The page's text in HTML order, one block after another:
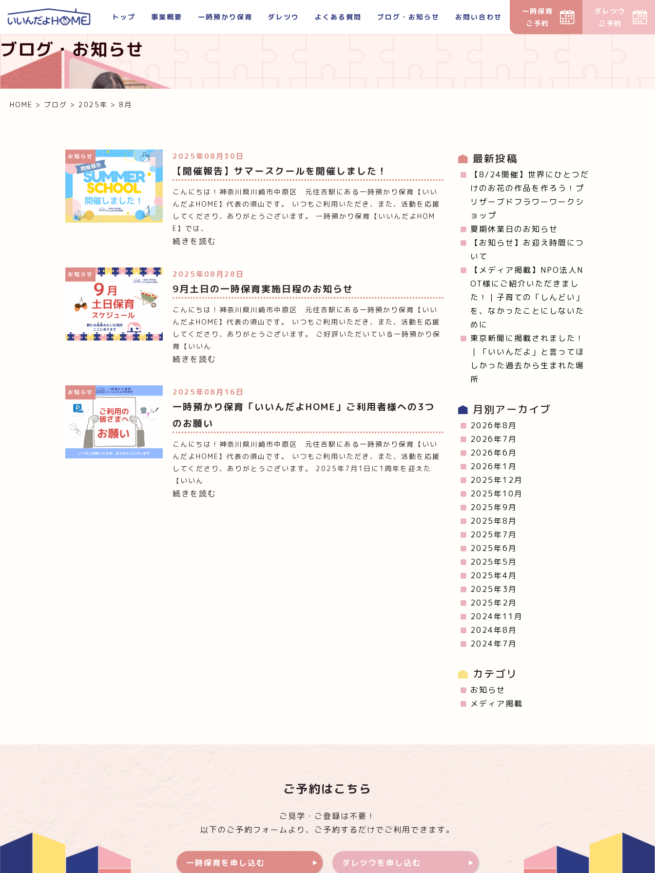
トップ 事業概要 一時預かり保育 ダレツウ よくある質問 ブログ・お知らせ お問い合わせ
一時保育
ご予約
ダレツウ
ご予約
ブログ・お知らせ
HOME > ブログ > 2025年 > 8月
お知らせ 2025年08月30日
【開催報告】サマースクールを開催しました！
こんにちは！神奈川県川崎市中原区 元住吉駅にある一時預かり保育【いい
んだよHOME】代表の須山です。 いつもご利用いただき、また、活動を応援
してくださり、ありがとうございます。 一時預かり保育【いいんだよHOM
E】では、
続きを読む
お知らせ 2025年08月28日
9月土日の一時保育実施日程のお知らせ
こんにちは！神奈川県川崎市中原区 元住吉駅にある一時預かり保育【いい
んだよHOME】代表の須山です。 いつもご利用いただき、また、活動を応援
してくださり、ありがとうございます。 ご好評いただいている一時預かり保
育【いいん
続きを読む
お知らせ 2025年08月16日
一時預かり保育「いいんだよHOME」ご利用者様への3つ
のお願い
こんにちは！神奈川県川崎市中原区 元住吉駅にある一時預かり保育【いい
んだよHOME】代表の須山です。 いつもご利用いただき、また、活動を応援
してくださり、ありがとうございます。 2025年7月1日に1周年を迎えた
【いいん
続きを読む
最新投稿
【8/24開催】世界にひとつだ
けのお花の作品を作ろう！プ
リザーブドフラワーワークシ
ョップ
夏期休業日のお知らせ
【お知らせ】お迎え時間につ
いて
【メディア掲載】NPO法人N
OT様にご紹介いただきまし
た！｜子育ての「しんどい」
を、なかったことにしないた
めに
東京新聞に掲載されました！
｜「いいんだよ」と言ってほ
しかった過去から生まれた場
所
月別アーカイブ
2026年8月
2026年7月
2026年6月
2026年1月
2025年12月
2025年10月
2025年9月
2025年8月
2025年7月
2025年6月
2025年5月
2025年4月
2025年3月
2025年2月
2024年11月
2024年8月
2024年7月
カテゴリ
お知らせ
メディア掲載
ご予約はこちら
ご見学・ご登録は不要！
以下のご予約フォームより、ご予約するだけでご利用できます。
一時保育を申し込む ダレツウを申し込む